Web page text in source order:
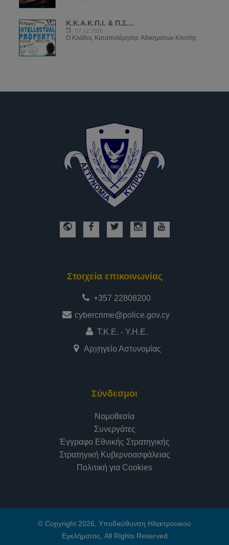
K.Κ.A.Κ.Π.Ι. & Π.Σ....
07.12.2020
Ο Κλάδος Καταπολέμησης Aδικημάτων Κλοπής
Στοιχεία επικοινωνίας
+357 22808200
cybercrime@police.gov.cy
Τ.Κ.Ε. - Υ.Η.Ε.
Αρχηγείο Αστυνομίας
Σύνδεσμοι
Νομοθεσία
Συνεργάτες
Έγγραφο Εθνικής Στρατηγικής
Στρατηγική Κυβερνοασφάλειας
Πολιτική για Cookies
© Copyright 2026, Υποδιεύθυνση Ηλεκτρονικού
Εγκλήματος, All Rights Reserved